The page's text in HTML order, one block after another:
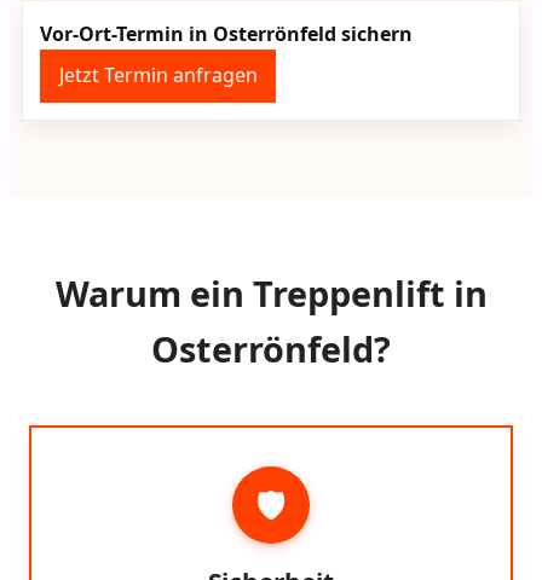
Vor-Ort-Termin in Osterrönfeld sichern
Jetzt Termin anfragen
Warum ein Treppenlift in
Osterrönfeld?
🛡️